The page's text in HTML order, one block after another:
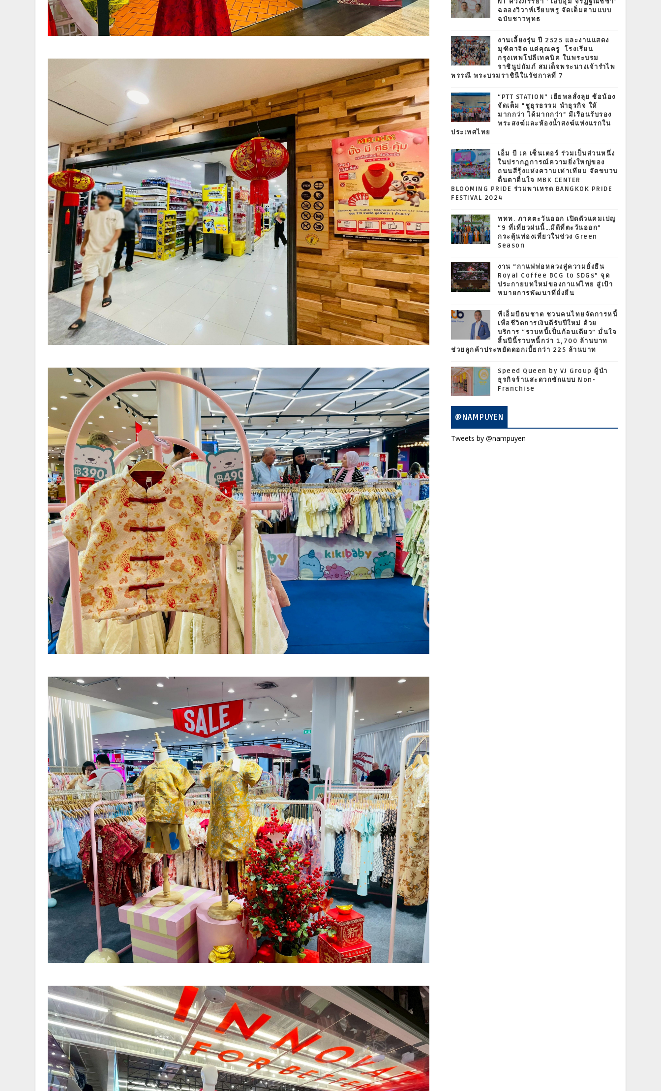
ฉลองวิวาห์เรียบหรู จัดเต็มตามแบบ
ฉบับชาวพุทธ
งานเลี้ยงรุ่น ปี 2525 และงานแสดง
มุฑิตาจิต แด่คุณครู โรงเรียน
กรุงเทพโปลีเทคนิค ในพระบรม
ราชินูปถัมภ์ สมเด็จพระนางเจ้ารำไพ
พรรณี พระบรมราชินีในรัชกาลที่ 7
“PTT STATION” เฮียพลสั่งลุย ซ้อน้อง
จัดเต็ม "ชูธุรธรรม นำธุรกิจ ให้
มากกว่า ได้มากกว่า" มีเรือนรับรอง
พระสงฆ์และห้องน้ำสงฆ์แห่งแรกใน
ประเทศไทย
เอ็ม บี เค เซ็นเตอร์ ร่วมเป็นส่วนหนึ่ง
ในปรากฏการณ์ความยิ่งใหญ่ของ
ถนนสีรุ้งแห่งความเท่าเทียม จัดขบวน
ตื่นตาตื่นใจ MBK CENTER
BLOOMING PRIDE ร่วมพาเหรด BANGKOK PRIDE
FESTIVAL 2024
ททท. ภาคตะวันออก เปิดตัวแคมเปญ
“9 ที่เที่ยวฝนนี้…มีดีที่ตะวันออก”
กระตุ้นท่องเที่ยวในช่วง Green
Season
งาน “กาแฟพ่อหลวงสู่ความยั่งยืน
Royal Coffee BCG to SDGs” จุด
ประกายบทใหม่ของกาแฟไทย สู่เป้า
หมายการพัฒนาที่ยั่งยืน
ทีเอ็มบีธนชาต ชวนคนไทยจัดการหนี้
เพื่อชีวิตการเงินดีรับปีใหม่ ด้วย
บริการ “รวบหนี้เป็นก้อนเดียว” มั่นใจ
สิ้นปีนี้รวบหนี้กว่า 1,700 ล้านบาท
ช่วยลูกค้าประหยัดดอกเบี้ยกว่า 225 ล้านบาท
Speed Queen by VJ Group ผู้นำ
ธุรกิจร้านสะดวกซักแบบ Non-
Franchise
@NAMPUYEN
Tweets by @nampuyen